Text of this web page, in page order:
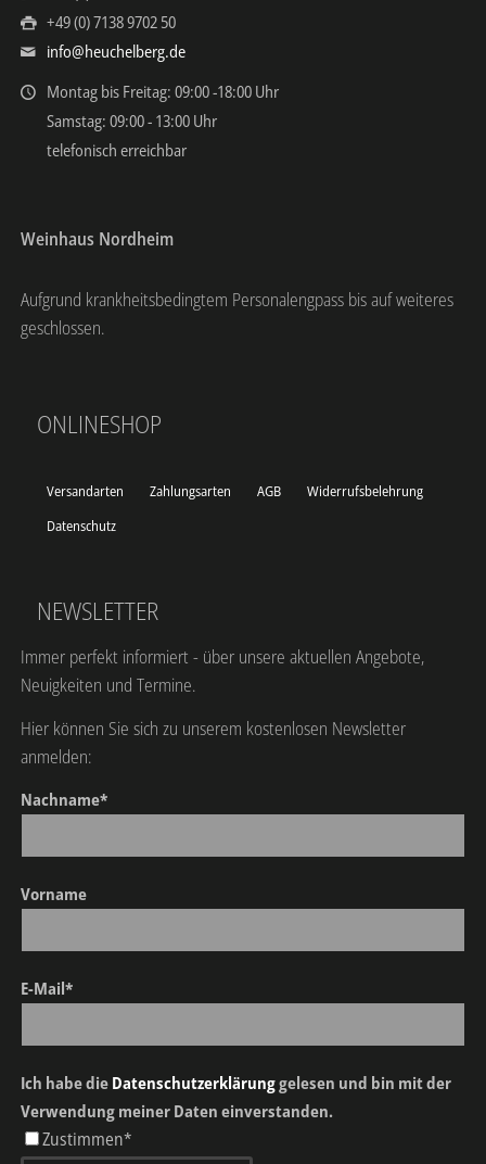
+49 (0) 7138 9702 50
info@heuchelberg.de
Montag bis Freitag: 09:00 -18:00 Uhr
Samstag: 09:00 - 13:00 Uhr
telefonisch erreichbar
Weinhaus Nordheim
Aufgrund krankheitsbedingtem Personalengpass bis auf weiteres
geschlossen.
ONLINESHOP
Versandarten Zahlungsarten AGB
Widerrufsbelehrung
Datenschutz
NEWSLETTER
Immer perfekt informiert - über unsere aktuellen Angebote,
Neuigkeiten und Termine.
Hier können Sie sich zu unserem kostenlosen Newsletter
anmelden:
Nachname*
Vorname
E-Mail*
Ich habe die Datenschutzerklärunggelesen und bin mit der
Verwendung meiner Daten einverstanden.
Zustimmen*